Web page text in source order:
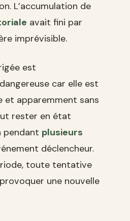
L’accumulation de
avait fini par
imprévisible.
est
car elle est
et apparemment sans
rester en état
pendant plusieurs
déclencheur.
toute tentative
une nouvelle